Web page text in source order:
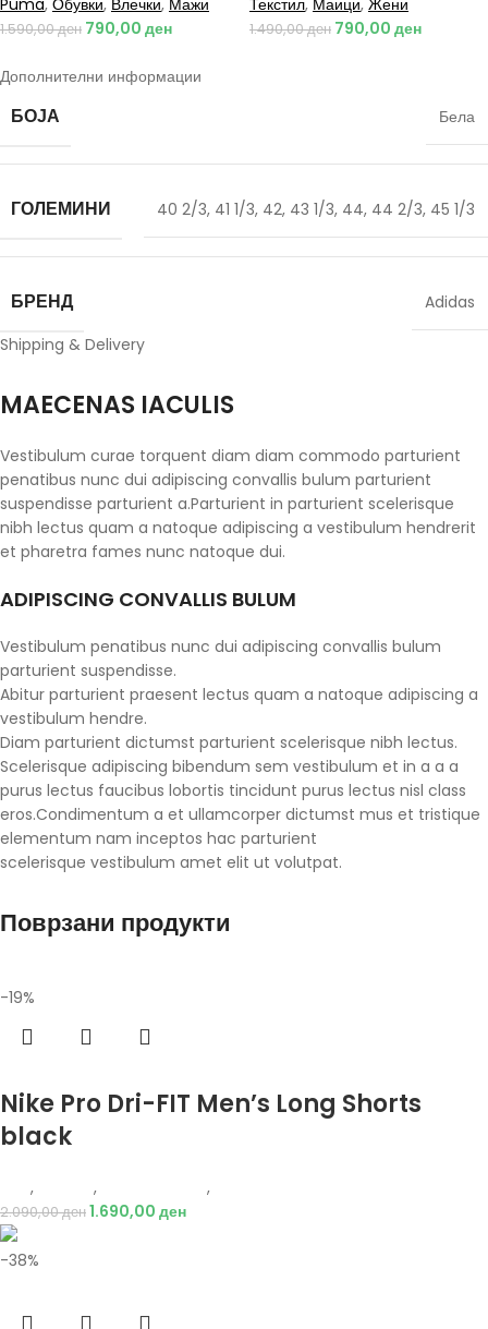
1.590,00ден 790,00 ден 1.490,00ден 790,00 ден
Дополнителни информации
БОЈА Бела
ГОЛЕМИНИ 40 2/3, 41 1/3, 42, 43 1/3, 44, 44 2/3, 45 1/3
БРЕНД
Adidas
Shipping & Delivery
MAECENAS IACULIS
Vestibulum curae torquent diam diam commodo parturient
penatibus nunc dui adipiscing convallis bulum parturient
suspendisse parturient a.Parturient in parturient scelerisque
nibh lectus quam a natoque adipiscing a vestibulum hendrerit
et pharetra fames nunc natoque dui.
ADIPISCING CONVALLIS BULUM
Vestibulum penatibus nunc dui adipiscing convallis bulum
parturient suspendisse.
Abitur parturient praesent lectus quam a natoque adipiscing a
vestibulum hendre.
Diam parturient dictumst parturient scelerisque nibh lectus.
Scelerisque adipiscing bibendum sem vestibulum et in a a a
purus lectus faucibus lobortis tincidunt purus lectus nisl class
eros.Condimentum a et ullamcorper dictumst mus et tristique
elementum nam inceptos hac parturient
scelerisque vestibulum amet elit ut volutpat.
Поврзани продукти
-19%
Nike Pro Dri-FIT Men’s Long Shorts
black
, , ,
2.090,00ден1.690,00 ден
-38%